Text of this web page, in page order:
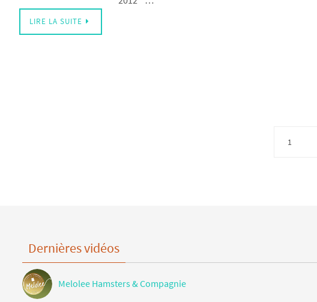
LIRE LA SUITE
1
Dernières vidéos
Melolee Hamsters & Compagnie